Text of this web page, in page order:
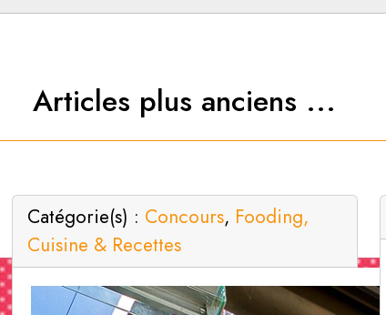
Articles plus anciens ...
Catégorie(s) : Concours, Fooding,
Cuisine & Recettes